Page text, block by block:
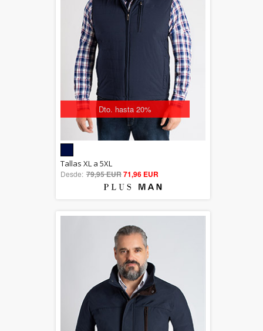
Dto. hasta 20%
5.00
out of 5
Tallas XL a 5XL
Desde: 79,95 EUR71,96 EUR